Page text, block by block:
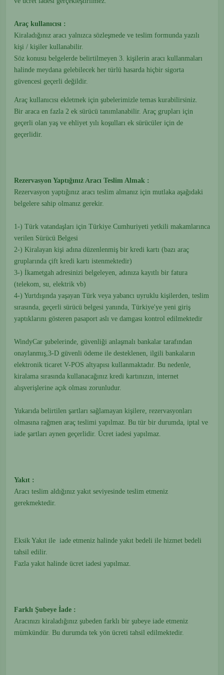
Araç kullanıcısı :
Kiraladığınız aracı yalnızca sözleşmede ve teslim formunda yazılı
kişi / kişiler kullanabilir.
Söz konusu belgelerde belirtilmeyen 3. kişilerin aracı kullanmaları
halinde meydana gelebilecek her türlü hasarda hiçbir sigorta
güvencesi geçerli değildir.
Araç kullanıcısı ekletmek için şubelerimizle temas kurabilirsiniz.
Bir araca en fazla 2 ek sürücü tanımlanabilir. Araç grupları için
geçerli olan yaş ve ehliyet yılı koşulları ek sürücüler için de
geçerlidir.
Rezervasyon Yaptığınız Aracı Teslim Almak :
Rezervasyon yaptığınız aracı teslim almanız için mutlaka aşağıdaki
belgelere sahip olmanız gerekir.
1-) Türk vatandaşları için Türkiye Cumhuriyeti yetkili makamlarınca
verilen Sürücü Belgesi
2-) Kiralayan kişi adına düzenlenmiş bir kredi kartı (bazı araç
gruplarında çift kredi kartı istenmektedir)
3-) İkametgah adresinizi belgeleyen, adınıza kayıtlı bir fatura
(telekom, su, elektrik vb)
4-) Yurtdışında yaşayan Türk veya yabancı uyruklu kişilerden, teslim
sırasında, geçerli sürücü belgesi yanında, Türkiye'ye yeni giriş
yaptıklarını gösteren pasaport aslı ve damgası kontrol edilmektedir
WindyCar şubelerinde, güvenliği anlaşmalı bankalar tarafından
onaylanmış,3-D güvenli ödeme ile desteklenen, ilgili bankaların
elektronik ticaret V-POS altyapısı kullanmaktadır. Bu nedenle,
kiralama sırasında kullanacağınız kredi kartınızın, internet
alışverişlerine açık olması zorunludur.
Yukarıda belirtilen şartları sağlamayan kişilere, rezervasyonları
olmasına rağmen araç teslimi yapılmaz. Bu tür bir durumda, iptal ve
iade şartları aynen geçerlidir. Ücret iadesi yapılmaz.
Yakıt :
Aracı teslim aldığınız yakıt seviyesinde teslim etmeniz
gerekmektedir.
Eksik Yakıt ile iade etmeniz halinde yakıt bedeli ile hizmet bedeli
tahsil edilir.
Fazla yakıt halinde ücret iadesi yapılmaz.
Farklı Şubeye İade :
Aracınızı kiraladığınız şubeden farklı bir şubeye iade etmeniz
mümkündür. Bu durumda tek yön ücreti tahsil edilmektedir.